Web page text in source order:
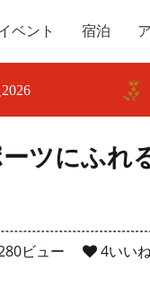
ベント 宿泊
ツにふれ
4いい
ビュー